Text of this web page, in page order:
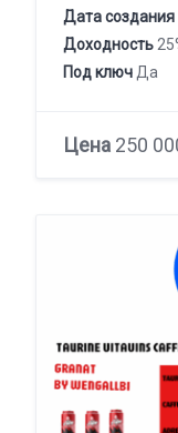
Дата создания
Доходность
Под ключ Да
Цена 250